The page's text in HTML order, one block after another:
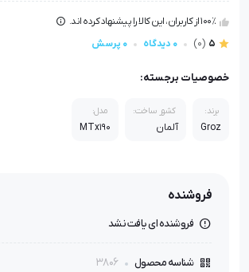
100٪ از کاربران، این کالا را پیشنهاد کرده اند.
5
(0) 0 دیدگاه 0 پرسش
خصوصیات برجسته:
برند:
Groz
کشور ساخت:
آلمان
مدل:
MTx190
فروشنده
فروشنده ای یافت نشد
شناسه محصول 3806